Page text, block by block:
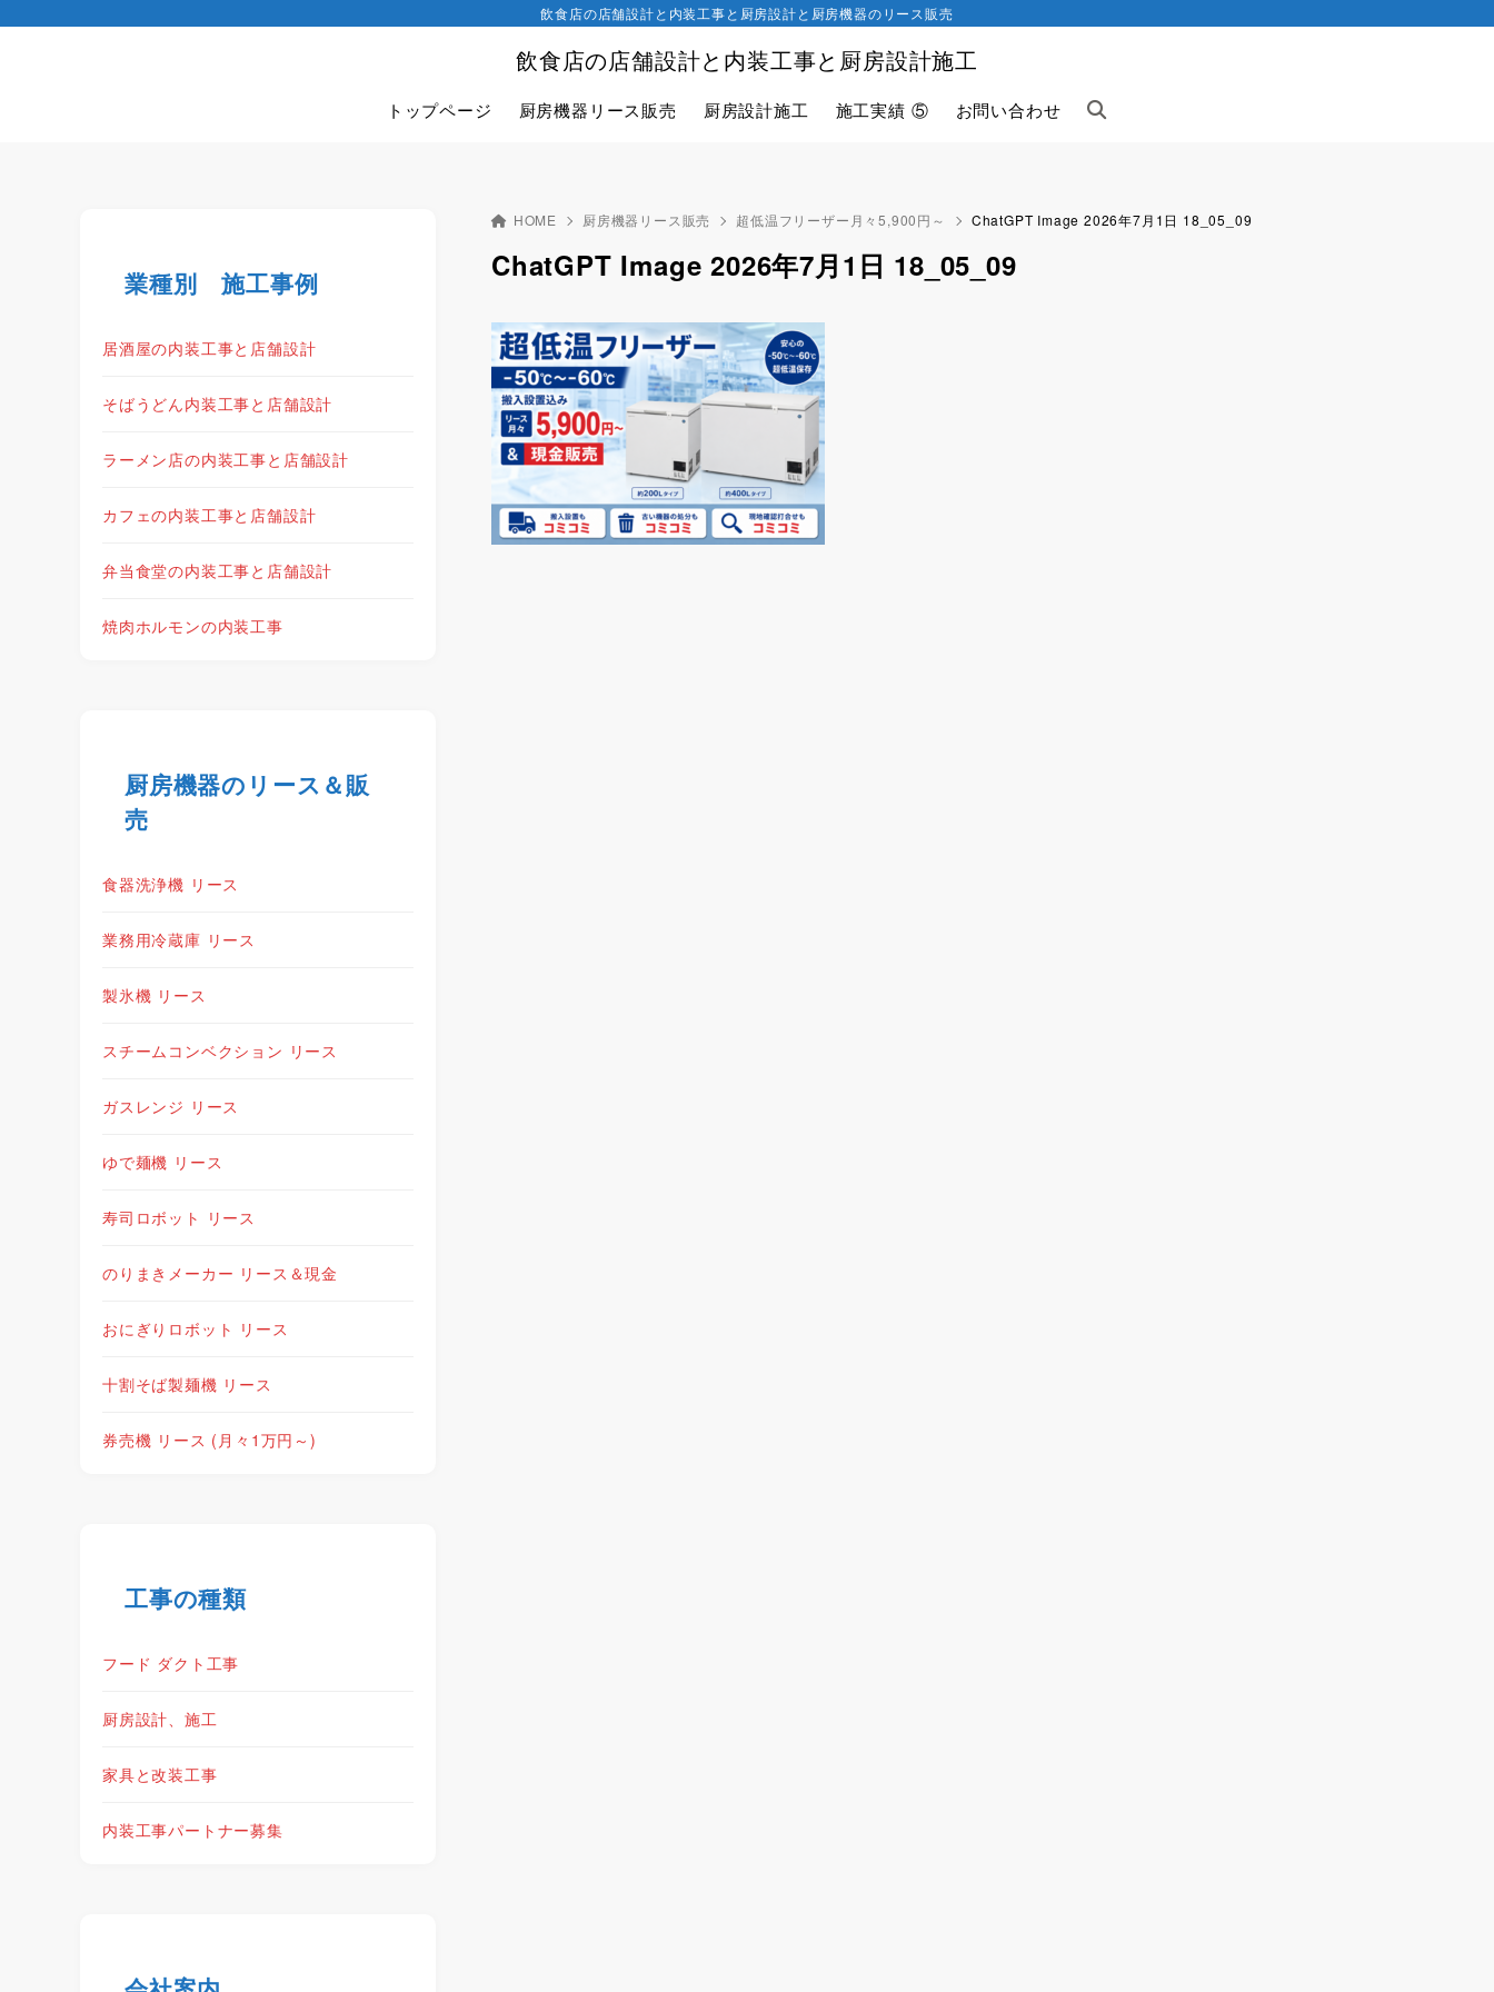
飲食店の店舗設計と内装工事と厨房設計施工
飲食店の店舗設計と内装工事と厨房設計と厨房機器のリース販売
トップページ 厨房機器リース販売 厨房設計施工 施工実績 ⑤ お問い合わせ
HOME 厨房機器リース販売 超低温フリーザー月々5,900円～ ChatGPT Image 2026年7月1日 18_05_09
ChatGPT Image 2026年7月1日 18_05_09
業種別 施工事例
居酒屋の内装工事と店舗設計
そばうどん内装工事と店舗設計
ラーメン店の内装工事と店舗設計
カフェの内装工事と店舗設計
弁当食堂の内装工事と店舗設計
焼肉ホルモンの内装工事
厨房機器のリース＆販
売
食器洗浄機 リース
業務用冷蔵庫 リース
製氷機 リース
スチームコンベクション リース
ガスレンジ リース
ゆで麺機 リース
寿司ロボット リース
のりまきメーカー リース＆現金
おにぎりロボット リース
十割そば製麺機 リース
券売機 リース (月々1万円～)
工事の種類
フード ダクト工事
厨房設計、施工
家具と改装工事
内装工事パートナー募集